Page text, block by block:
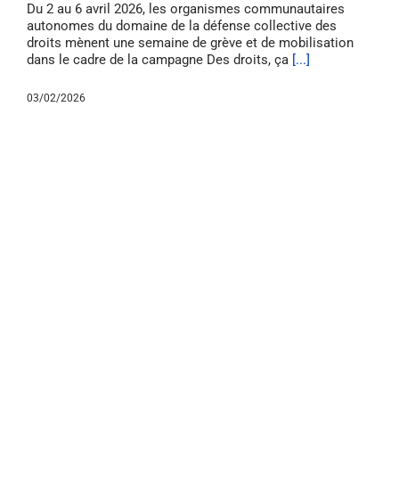
Du 2 au 6 avril 2026, les organismes communautaires
autonomes du domaine de la défense collective des
droits mènent une semaine de grève et de mobilisation
dans le cadre de la campagne Des droits, ça [...]
03/02/2026